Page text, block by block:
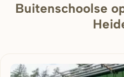
Buitenschoolse